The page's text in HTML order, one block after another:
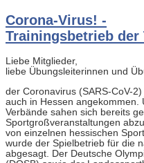
Corona-Virus! -
Trainingsbetrieb der
Liebe Mitglieder,
liebe Übungsleiterinnen und
der Coronavirus (SARS-CoV-
auch in Hessen angekommen.
Verbände sahen sich bereits
Sportgroßveranstaltungen
von einzelnen hessischen
wurde der Spielbetrieb für die
abgesagt. Der Deutsche